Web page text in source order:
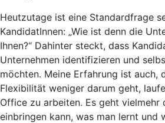
Heutzutage ist eine Standardfrage
KandidatInnen: „Wie ist denn die
Ihnen?“ Dahinter steckt, dass
Unternehmen identifizieren und
möchten. Meine Erfahrung ist auch,
Flexibilität weniger darum geht,
Office zu arbeiten. Es geht vielmehr
einbringen kann, was man lernt und